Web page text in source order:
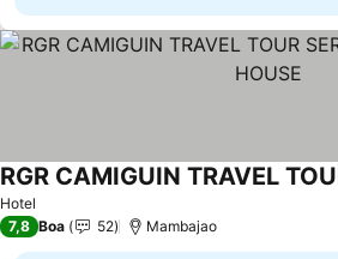
Hotel
7,8 Boa 52 Mambajao